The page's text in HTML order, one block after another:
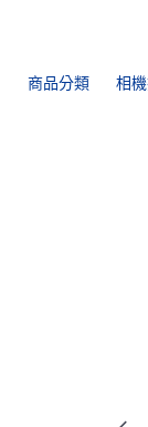
商品分類 相